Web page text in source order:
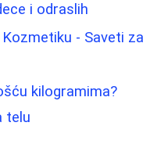
i odraslih
- Saveti za
kilogramima?
telu